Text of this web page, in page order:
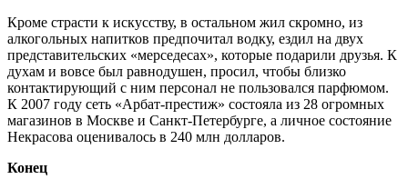
Кроме страсти к искусству, в остальном жил скромно, из
алкогольных напитков предпочитал водку, ездил на двух
представительских «мерседесах», которые подарили друзья. К
духам и вовсе был равнодушен, просил, чтобы близко
контактирующий с ним персонал не пользовался парфюмом.
К 2007 году сеть «Арбат-престиж» состояла из 28 огромных
магазинов в Москве и Санкт-Петербурге, а личное состояние
Некрасова оценивалось в 240 млн долларов.
Конец